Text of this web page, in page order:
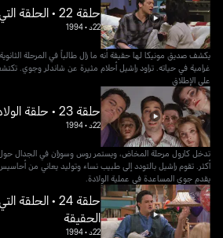
حلقة 22 • الحلقة التي تتضمن عنصر الاشمئزاز
22د •
1994
يكشف صديق مونيكا لها حقيقة أنه ما زال طالباً في المرحلة
غرامية في حياته. تراود راشيل أحلام مثيرة عن شاندلر وجوي.
على الإطلاق
حلقة 23 • حلقة الولادة
22د •
1994
تدخل كارول مرحلة المخاض، ويستمر روس وسوزان في الجدال
أكثر. تقوم راشيل بالتودد إلى طبيب نساء وتوليد يعاني من
يقدم جوي المساعدة في عملية الولادة.
حلقة 24 •
الحقيقة
22د •
1994